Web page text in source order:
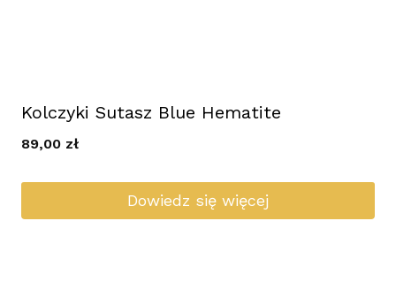
Kolczyki Sutasz Blue Hematite
89,00 zł
Dowiedz się więcej